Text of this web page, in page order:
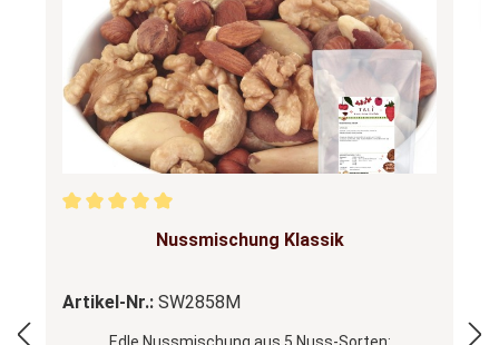
Durchschnittliche Bewertung von 5 von 5 Sternen
Nussmischung Klassik
Artikel-Nr.: SW2858M